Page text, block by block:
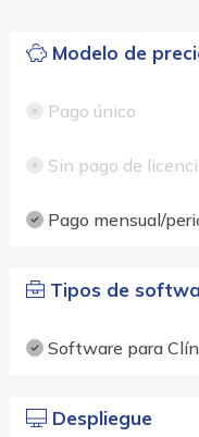
Modelo de
Pago único
Sin pago de
Pago mensual/
Tipos de
Software para
Despliegue